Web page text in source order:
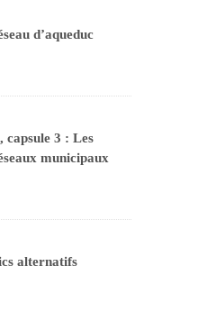
d’aqueduc
capsule 3 : Les
municipaux
alternatifs